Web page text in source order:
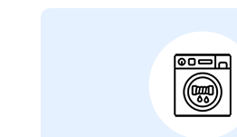
Conserto de